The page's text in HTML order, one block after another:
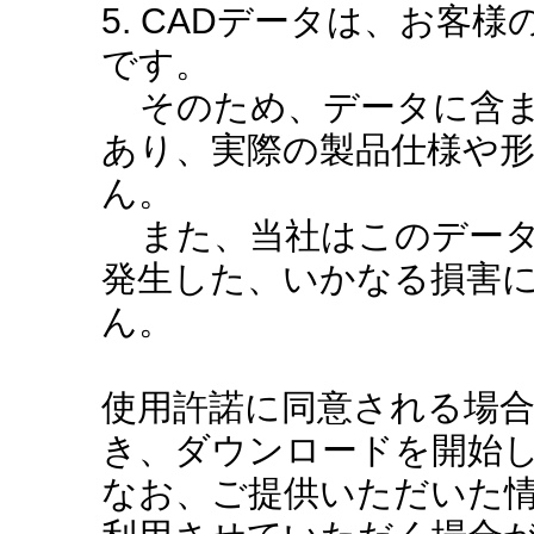
5. CADデータは、お客様
です。
そのため、データに含
あり、実際の製品仕様や
ん。
また、当社はこのデー
発生した、いかなる損害
ん。
使用許諾に同意される場
き、ダウンロードを開始
なお、ご提供いただいた